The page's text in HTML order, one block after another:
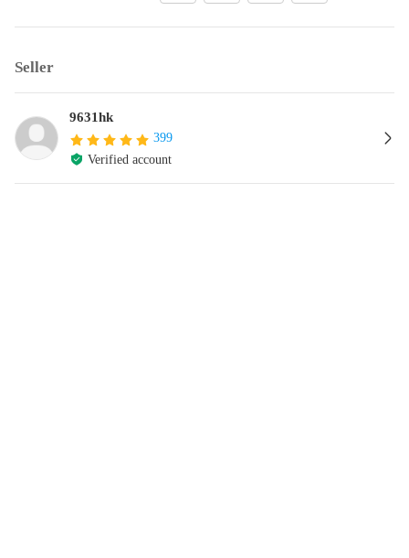
Seller
9631hk
399
Verified account